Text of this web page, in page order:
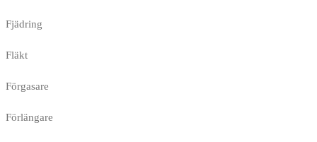
Fjädring
Fläkt
Förgasare
Förlängare